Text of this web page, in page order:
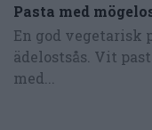
Pasta med
En god vegetarisk
ädelostsås. Vit
med...